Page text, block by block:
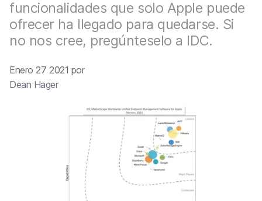
funcionalidades que solo Apple puede
ofrecer ha llegado para quedarse. Si
no nos cree, pregúnteselo a IDC.
Enero 27 2021 por
Dean Hager